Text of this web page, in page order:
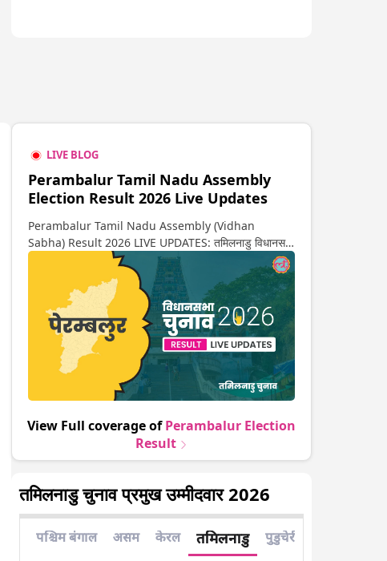
LIVE BLOG
Perambalur Tamil Nadu Assembly
Election Result 2026 Live Updates
Perambalur Tamil Nadu Assembly (Vidhan
Sabha) Result 2026 LIVE UPDATES: तमिलनाडु विधानसभा
चुनाव 2026 की गिनती अगले कुछ ही देर में शुरू होने वाली है. यहां
देखें पेरम्बलुर सीट पर कौन आगे-कौन पीछे से लेकर किस तरफ जा रहें
है रुझान. साथ ही पाइए इस सीट पर हो रही हर एक हलचल की
अपडेट वो भी रियल टाइम में
View Full coverage ofPerambalur Election
Result
तमिलनाडु चुनाव प्रमुख उम्मीदवार 2026